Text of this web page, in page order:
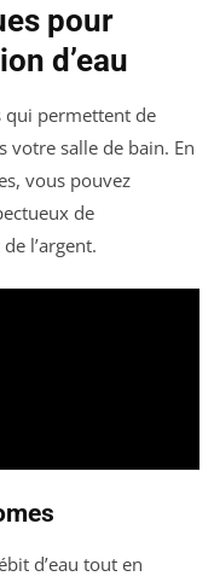
pour
d’eau
qui permettent de
votre salle de bain. En
vous pouvez
de
l’argent.
d’eau tout en